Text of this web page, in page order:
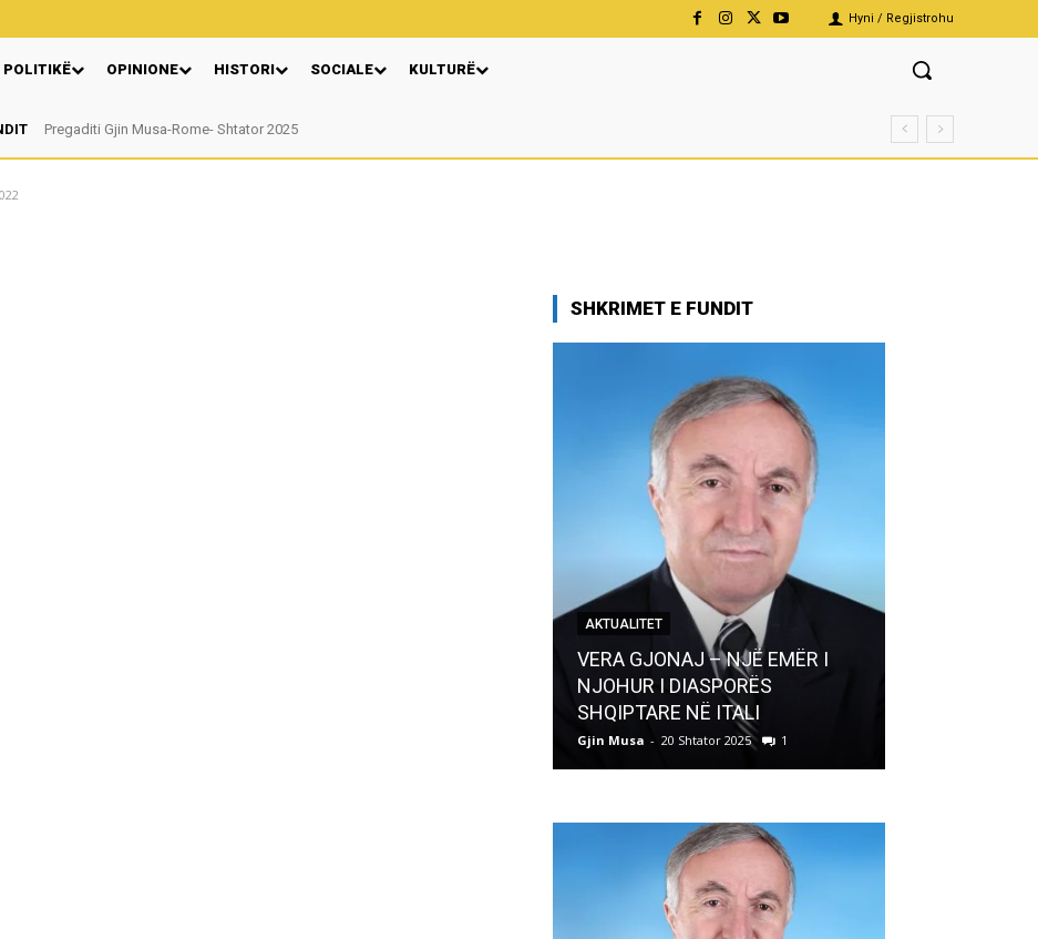
Hyni / Regjistrohu
POLITIKË OPINIONE HISTORI SOCIALE KULTURË
Pregaditi Gjin Musa-Rome- Shtator 2025
Nga: Ndue Dedaj
SHKRIMET E FUNDIT
AKTUALITET
VERA GJONAJ – NJË EMËR I
NJOHUR I DIASPORËS
SHQIPTARE NË ITALI
Gjin Musa - 20 Shtator 2025 1